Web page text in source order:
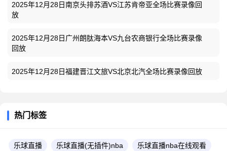
2025年12月28日南京头排苏酒VS江苏肯帝亚全场比赛录像回
放
2025年12月28日广州朗肽海本VS九台农商银行全场比赛录像
回放
2025年12月28日福建晋江文旅VS北京北汽全场比赛录像回放
热门标签
乐球直播 乐球直播(无插件)nba 乐球直播nba在线观看